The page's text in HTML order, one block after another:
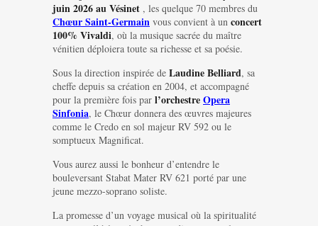
juin 2026 au Vésinet , les quelque 70 membres du
Chœur Saint-Germain vous convient à un concert
100% Vivaldi, où la musique sacrée du maître
vénitien déploiera toute sa richesse et sa poésie.
Sous la direction inspirée de Laudine Belliard, sa
cheffe depuis sa création en 2004, et accompagné
pour la première fois par l’orchestreOpera
Sinfonia, le Chœur donnera des œuvres majeures
comme le Credo en sol majeur RV 592 ou le
somptueux Magnificat.
Vous aurez aussi le bonheur d’entendre le
bouleversant Stabat Mater RV 621 porté par une
jeune mezzo-soprano soliste.
La promesse d’un voyage musical où la spiritualité